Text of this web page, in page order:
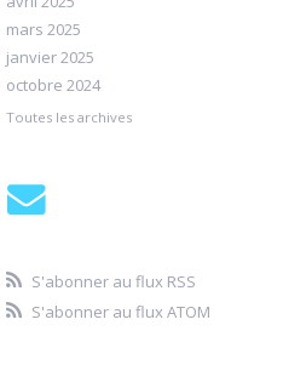
mars 2025
janvier 2025
octobre 2024
Toutes les archives
S'abonner au flux RSS
S'abonner au flux ATOM